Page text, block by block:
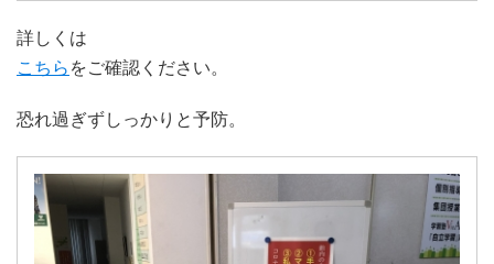
詳しくは
こちら をご確認ください。
恐れ過ぎずしっかりと予防。